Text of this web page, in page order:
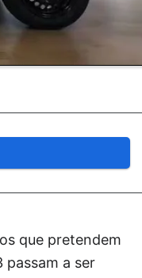
que pretendem
passam a ser